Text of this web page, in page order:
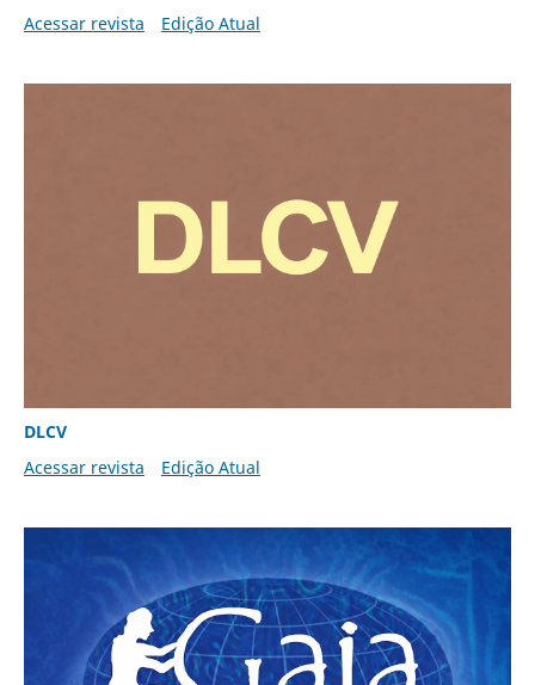
Acessar revista
Edição Atual
DLCV
Acessar revista
Edição Atual